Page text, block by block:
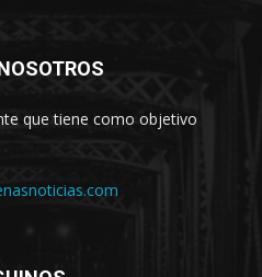
que tiene como objetivo